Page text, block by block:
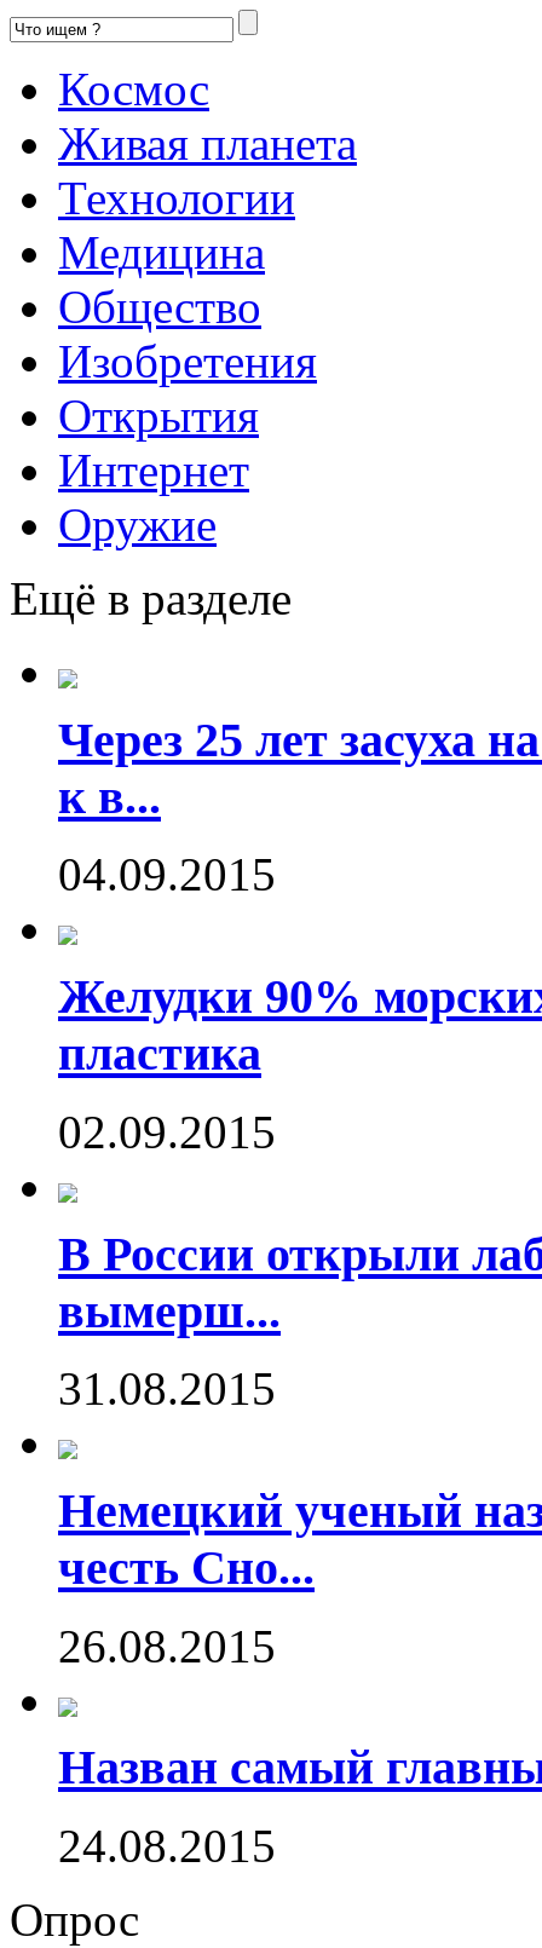
Космос
Живая планета
Технологии
Медицина
Общество
Изобретения
Открытия
Интернет
Оружие
Ещё в разделе
Через 25 лет засуха
к в...
04.09.2015
Желудки 90%
пластика
02.09.2015
В России открыли
вымерш...
31.08.2015
Немецкий ученый
честь Сно...
26.08.2015
Назван самый
24.08.2015
Опрос